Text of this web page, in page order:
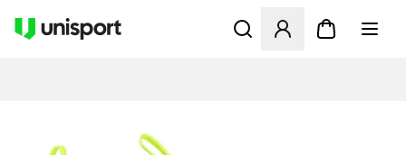
Öffnet ein Fenster zum